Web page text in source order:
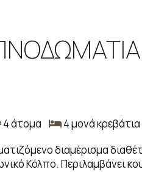
4 άτομα
4 μονά κρεβάτια
διαμέρισμα
Κόλπο. Περιλαμβάνει